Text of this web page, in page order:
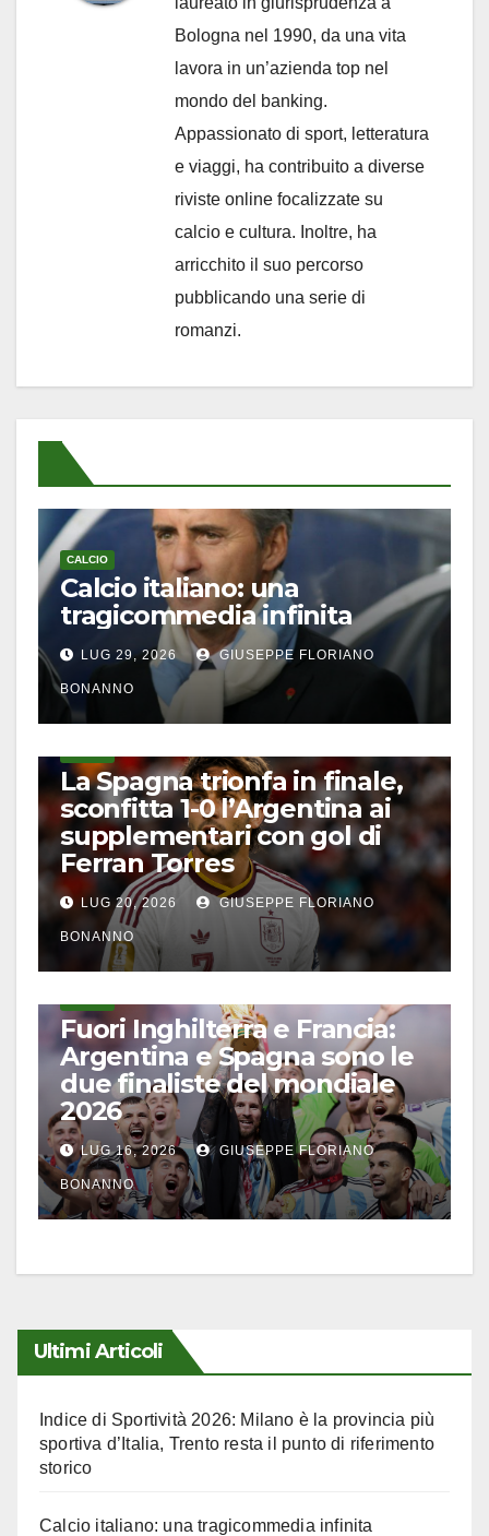
Bologna nel 1990, da una vita
lavora in un’azienda top nel
mondo del banking.
Appassionato di sport, letteratura
e viaggi, ha contribuito a diverse
riviste online focalizzate su
calcio e cultura. Inoltre, ha
arricchito il suo percorso
pubblicando una serie di
romanzi.
CALCIO
Calcio italiano: una
tragicommedia infinita
LUG 29, 2026 GIUSEPPE FLORIANO
BONANNO
La Spagna trionfa in finale,
sconfitta 1-0 l’Argentina ai
supplementari con gol di
Ferran Torres
LUG 20, 2026 GIUSEPPE FLORIANO
BONANNO
Fuori Inghilterra e Francia:
Argentina e Spagna sono le
due finaliste del mondiale
2026
LUG 16, 2026 GIUSEPPE FLORIANO
BONANNO
Ultimi Articoli
Indice di Sportività 2026: Milano è la provincia più
sportiva d’Italia, Trento resta il punto di riferimento
storico
Calcio italiano: una tragicommedia infinita